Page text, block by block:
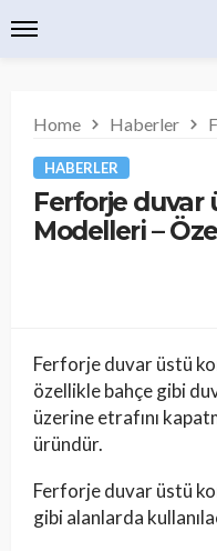
Home Haberler
HABERLER
Ferforje
Modelleri –
Ferforje duvar üstü
özellikle bahçe gibi
üzerine etrafını
üründür.
Ferforje duvar üstü
gibi alanlarda